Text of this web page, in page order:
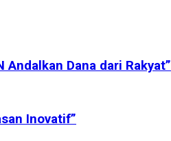
Dana dari Rakyat”
Inovatif”